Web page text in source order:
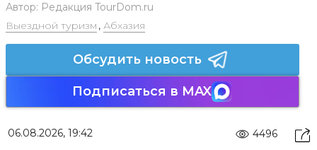
Автор: Редакция TourDom.ru
Выездной туризм , Абхазия
Обсудить новость
Подписаться в MAX
06.08.2026, 19:42 4496